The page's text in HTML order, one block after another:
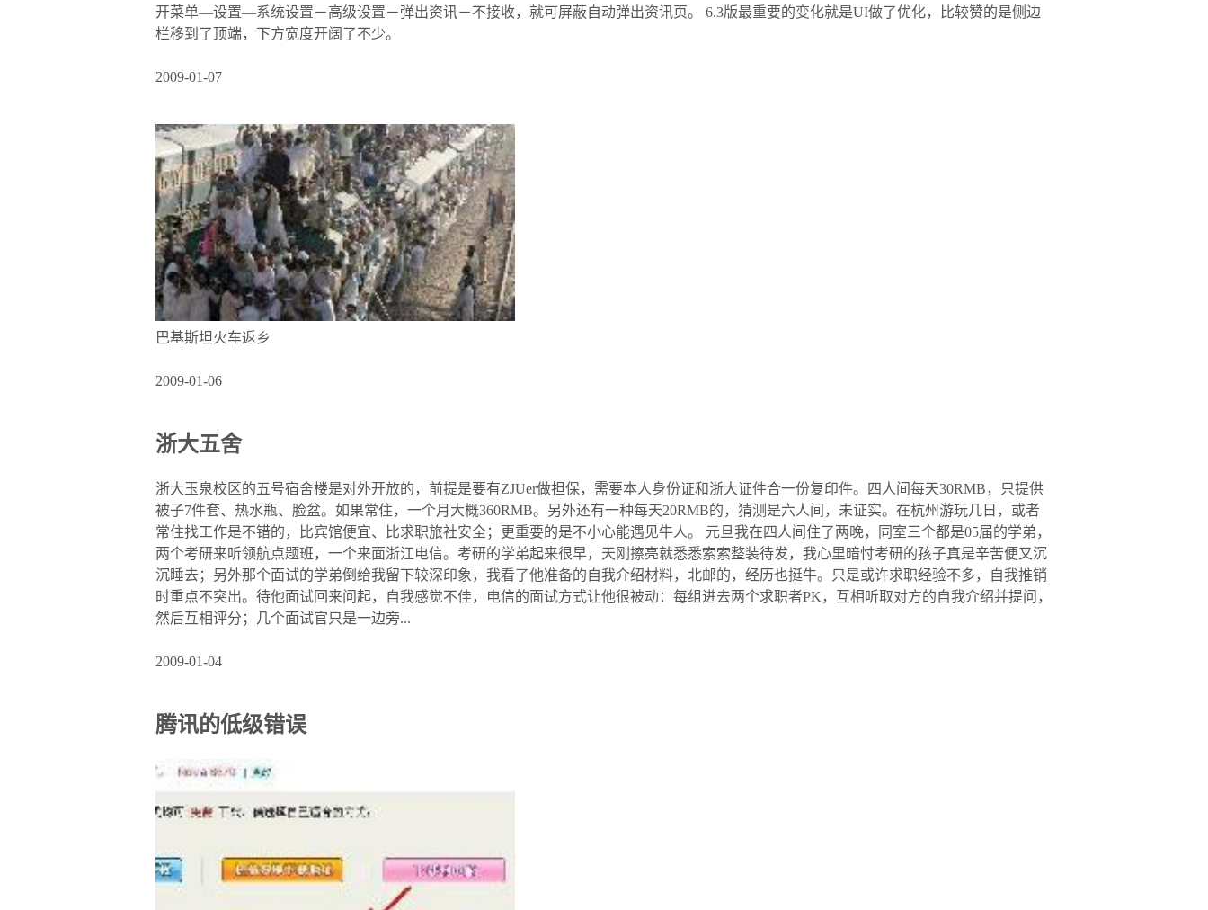
开菜单—设置—系统设置－高级设置－弹出资讯－不接收，就可屏蔽自动弹出资讯页。 6.3版最重要的变化就是UI做了优化，比较赞的是侧边
栏移到了顶端，下方宽度开阔了不少。
2009-01-07
巴基斯坦火车返乡
2009-01-06
浙大五舍
浙大玉泉校区的五号宿舍楼是对外开放的，前提是要有ZJUer做担保，需要本人身份证和浙大证件合一份复印件。四人间每天30RMB，只提供
被子7件套、热水瓶、脸盆。如果常住，一个月大概360RMB。另外还有一种每天20RMB的，猜测是六人间，未证实。在杭州游玩几日，或者
常住找工作是不错的，比宾馆便宜、比求职旅社安全；更重要的是不小心能遇见牛人。 元旦我在四人间住了两晚，同室三个都是05届的学弟，
两个考研来听领航点题班，一个来面浙江电信。考研的学弟起来很早，天刚擦亮就悉悉索索整装待发，我心里暗忖考研的孩子真是辛苦便又沉
沉睡去；另外那个面试的学弟倒给我留下较深印象，我看了他准备的自我介绍材料，北邮的，经历也挺牛。只是或许求职经验不多，自我推销
时重点不突出。待他面试回来问起，自我感觉不佳，电信的面试方式让他很被动：每组进去两个求职者PK，互相听取对方的自我介绍并提问，
然后互相评分；几个面试官只是一边旁...
2009-01-04
腾讯的低级错误